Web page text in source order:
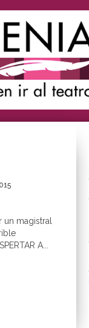
un magistral
A...